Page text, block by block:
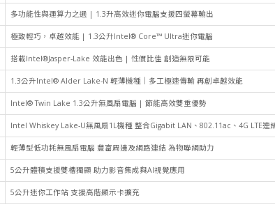
多功能性與運算力之選 | 1.3升高效迷你電腦支援四螢幕輸出
極致輕巧，卓越效能 | 1.3公升Intel® Core™ Ultra迷你電腦
搭載Intel®Jasper-Lake 效能出色 | 性價比佳 創造無限可能
1.3公升Intel® Alder Lake-N 輕薄機種｜多工極速傳輸 再創卓越效能
Intel® Twin Lake 1.3公升無風扇電腦 | 節能高效雙重優勢
Intel Whiskey Lake-U無風扇1L機種 整合Gigabit LAN、802.11ac、4G LTE連
輕薄型低功耗無風扇電腦 豐富周邊及網路連結 為物聯網助力
5公升體積支援雙槽獨顯 助力影音集成與AI視覺應用
5公升迷你工作站 支援高階顯示卡擴充